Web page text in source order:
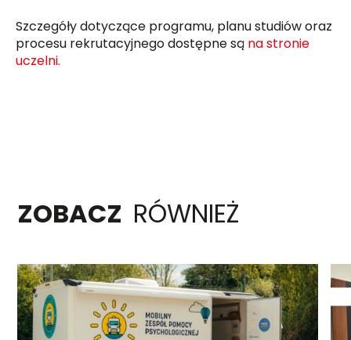
Szczegóły dotyczące programu, planu studiów oraz
procesu rekrutacyjnego dostępne są na stronie
uczelni.
ZOBACZ RÓWNIEŻ